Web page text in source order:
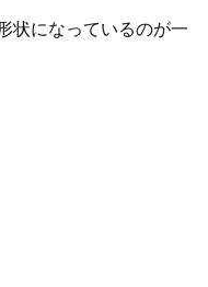
状になっているのが一